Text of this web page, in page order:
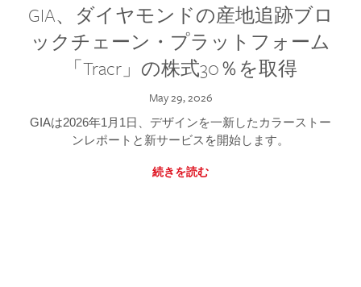
GIA、ダイヤモンドの産地追跡ブロ
ックチェーン・プラットフォーム
「Tracr」の株式30％を取得
May 29, 2026
GIAは2026年1月1日、デザインを一新したカラーストー
ンレポートと新サービスを開始します。
続きを読む